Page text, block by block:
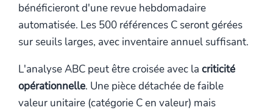
bénéficieront d'une revue hebdomadaire
automatisée. Les 500 références C seront gérées
sur seuils larges, avec inventaire annuel suffisant.
L'analyse ABC peut être croisée avec la criticité
opérationnelle. Une pièce détachée de faible
valeur unitaire (catégorie C en valeur) mais